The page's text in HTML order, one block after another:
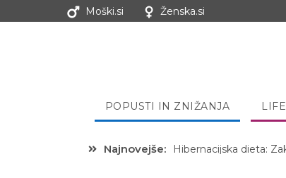
Moški.si Ženska.si
POPUSTI IN ZNIŽANJA
Najnovejše: Hibernacijska dieta: